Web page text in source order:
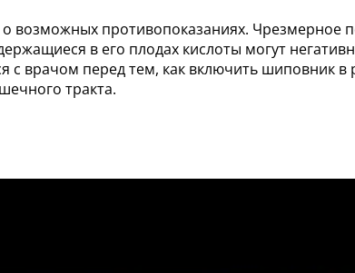
возможных противопоказаниях. Чрезмерное
в его плодах кислоты могут
с врачом перед тем, как включить шиповник в
тракта.